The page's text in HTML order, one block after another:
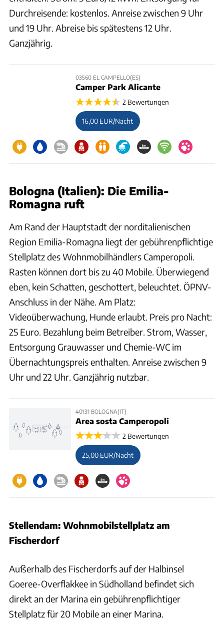
Durchreisende: kostenlos. Anreise zwischen 9 Uhr
und 19 Uhr. Abreise bis spätestens 12 Uhr.
Ganzjährig.
03560 EL CAMPELLO(ES)
Camper Park Alicante
2 Bewertungen
16,00 EUR/Nacht
Bologna (Italien): Die Emilia-
Romagna ruft
Am Rand der Hauptstadt der norditalienischen
Region Emilia-Romagna liegt der gebührenpflichtige
Stellplatz des Wohnmobilhändlers Camperopoli.
Rasten können dort bis zu 40 Mobile. Überwiegend
eben, kein Schatten, geschottert, beleuchtet. ÖPNV-
Anschluss in der Nähe. Am Platz:
Videoüberwachung, Hunde erlaubt. Preis pro Nacht:
25 Euro. Bezahlung beim Betreiber. Strom, Wasser,
Entsorgung Grauwasser und Chemie-WC im
Übernachtungspreis enthalten. Anreise zwischen 9
Uhr und 22 Uhr. Ganzjährig nutzbar.
40131 BOLOGNA(IT)
Area sosta Camperopoli
2 Bewertungen
25,00 EUR/Nacht
Stellendam: Wohnmobilstellplatz am
Fischerdorf
Außerhalb des Fischerdorfs auf der Halbinsel
Goeree-Overflakkee in Südholland befindet sich
direkt an der Marina ein gebührenpflichtiger
Stellplatz für 20 Mobile an einer Marina.